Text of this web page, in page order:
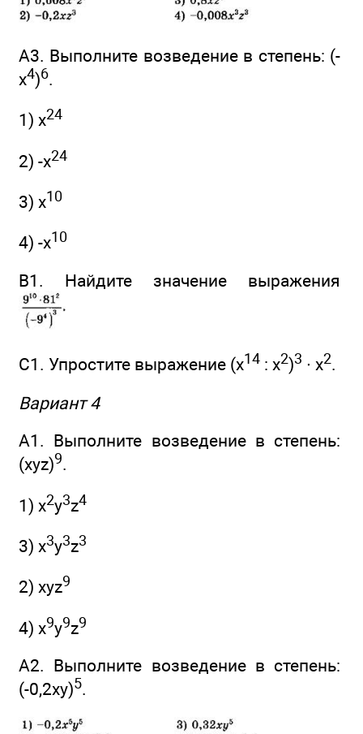
А3. Выполните возведение в степень: (-
x4)6.
1) x24
2) -x24
3) x10
4) -x10
В1. Найдите значение выражения
С1. Упростите выражение (х14 : х2)3 ∙ х2.
Вариант 4
А1. Выполните возведение в степень:
(xyz)9.
1) x2y3z4
3) x3y3z3
2) xyz9
4) x9y9z9
A2. Выполните возведение в степень:
(-0,2ху)5.